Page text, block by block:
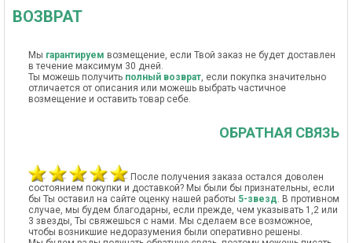
ВОЗВРАТ
Мы гарантируем возмещение, если Твой заказ не будет доставлен
в течение максимум 30 дней.
Ты можешь получить полный возврат, если покупка значительно
отличается от описания или можешь выбрать частичное
возмещение и оставить товар себе.
ОБРАТНАЯ СВЯЗЬ
После получения заказа остался доволен
состоянием покупки и доставкой? Мы были бы признательны, если
бы Ты оставил на сайте оценку нашей работы 5-звезд. В противном
случае, мы будем благодарны, если прежде, чем указывать 1,2 или
3 звезды, Ты свяжешься с нами. Мы сделаем все возможное,
чтобы возникшие недоразумения были оперативно решены.